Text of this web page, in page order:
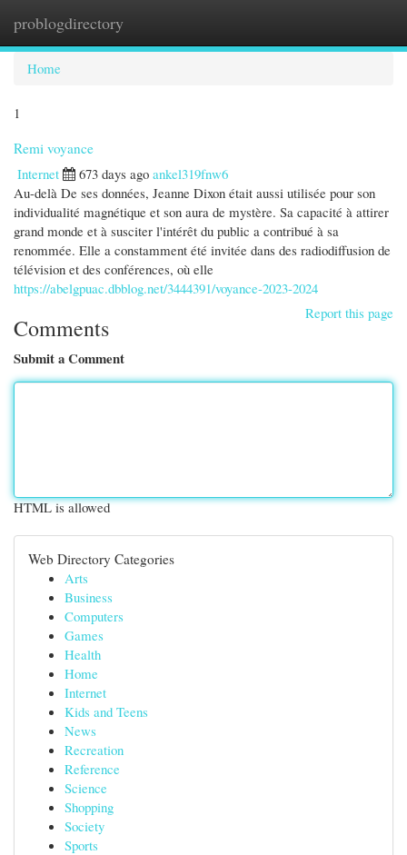
problogdirectory
Home
1
Remi voyance
Internet
673 days ago ankel319fnw6
Au-delà De ses données, Jeanne Dixon était aussi utilisée pour son
individualité magnétique et son aura de mystère. Sa capacité à attirer
grand monde et à susciter l'intérêt du public a contribué à sa
renommée. Elle a constamment été invitée dans des radiodiffusion de
télévision et des conférences, où elle
https://abelgpuac.dbblog.net/3444391/voyance-2023-2024
Report this page
Comments
Submit a Comment
HTML is allowed
Web Directory Categories
Arts
Business
Computers
Games
Health
Home
Internet
Kids and Teens
News
Recreation
Reference
Science
Shopping
Society
Sports